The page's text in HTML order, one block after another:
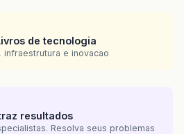
de tecnologia
e inovacao
resultados
Resolva seus problemas